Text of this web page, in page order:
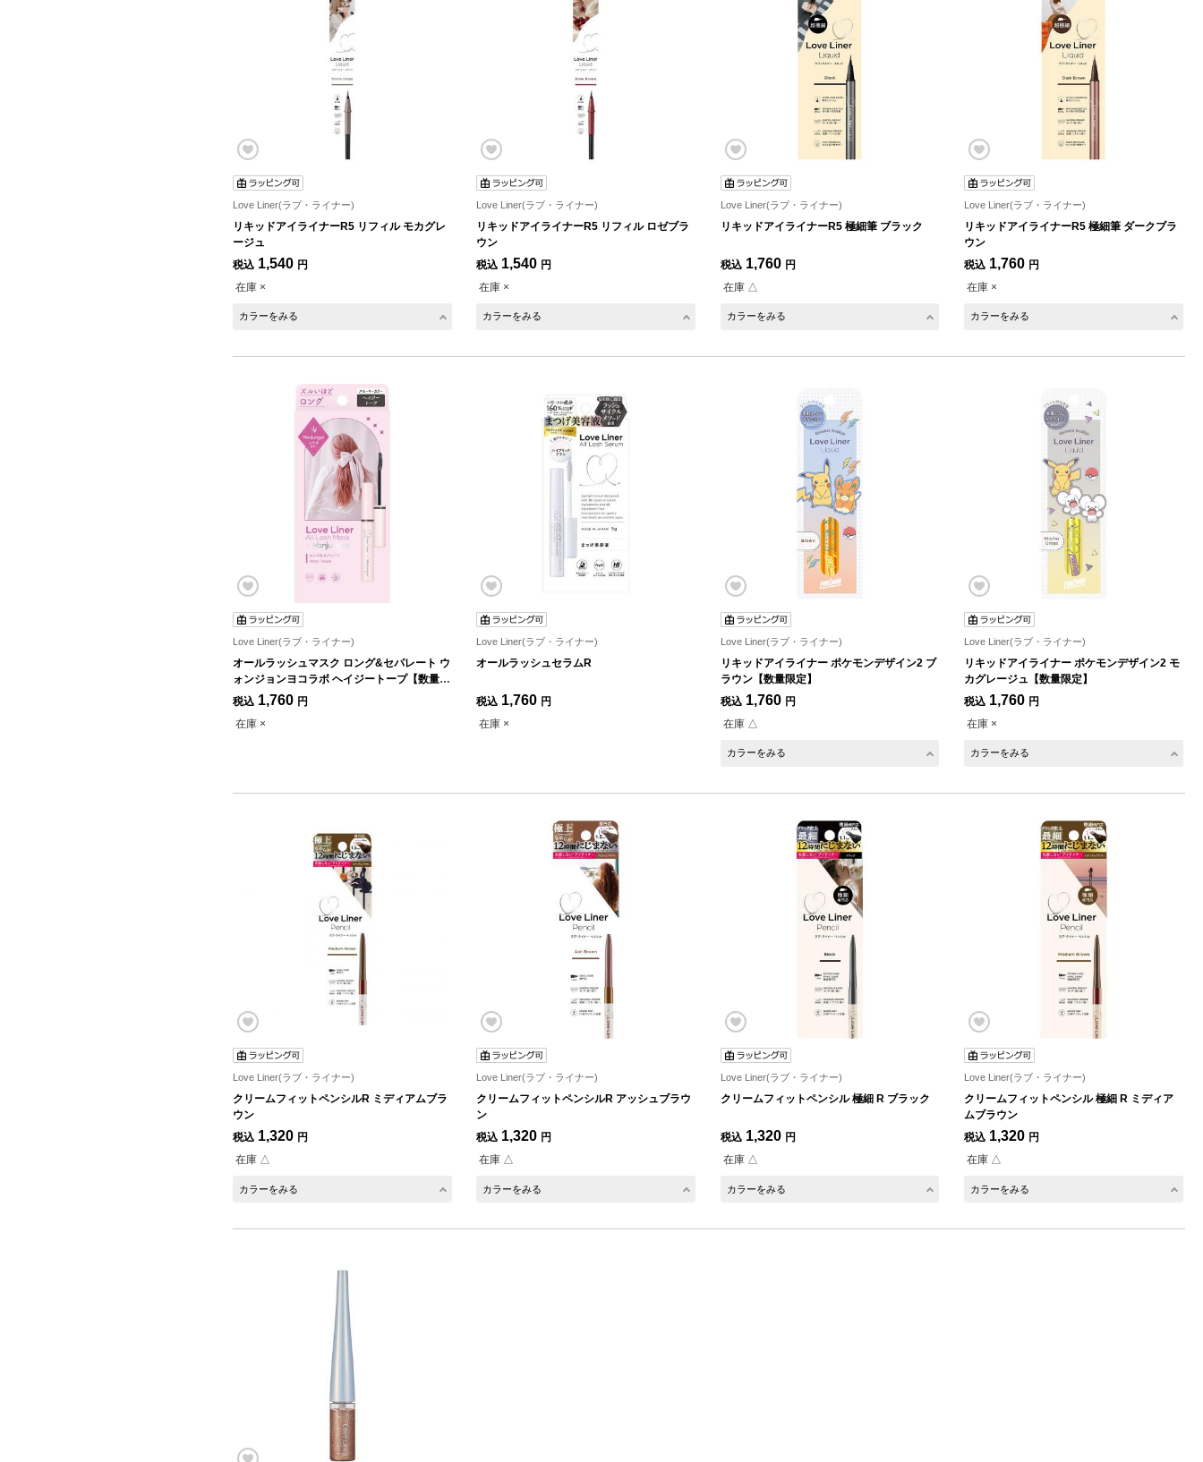
Love Liner(ラブ・ライナー)
リキッドアイライナーR5 リフィル モカグレ
ージュ
税込 1,540 円
在庫 ×
カラーをみる
Love Liner(ラブ・ライナー)
リキッドアイライナーR5 リフィル ロゼブラ
ウン
税込 1,540 円
在庫 ×
カラーをみる
Love Liner(ラブ・ライナー)
リキッドアイライナーR5 極細筆 ブラック
税込 1,760 円
在庫 △
カラーをみる
Love Liner(ラブ・ライナー)
リキッドアイライナーR5 極細筆 ダークブラ
ウン
税込 1,760 円
在庫 ×
カラーをみる
Love Liner(ラブ・ライナー)
オールラッシュマスク ロング&セパレート ウ
ォンジョンヨコラボ ヘイジートープ【数量限
定】
税込 1,760 円
在庫 ×
Love Liner(ラブ・ライナー)
オールラッシュセラムR
税込 1,760 円
在庫 ×
Love Liner(ラブ・ライナー)
リキッドアイライナー ポケモンデザイン2 ブ
ラウン【数量限定】
税込 1,760 円
在庫 △
カラーをみる
Love Liner(ラブ・ライナー)
リキッドアイライナー ポケモンデザイン2 モ
カグレージュ【数量限定】
税込 1,760 円
在庫 ×
カラーをみる
Love Liner(ラブ・ライナー)
クリームフィットペンシルR ミディアムブラ
ウン
税込 1,320 円
在庫 △
カラーをみる
Love Liner(ラブ・ライナー)
クリームフィットペンシルR アッシュブラウ
ン
税込 1,320 円
在庫 △
カラーをみる
Love Liner(ラブ・ライナー)
クリームフィットペンシル 極細 R ブラック
税込 1,320 円
在庫 △
カラーをみる
Love Liner(ラブ・ライナー)
クリームフィットペンシル 極細 R ミディア
ムブラウン
税込 1,320 円
在庫 △
カラーをみる